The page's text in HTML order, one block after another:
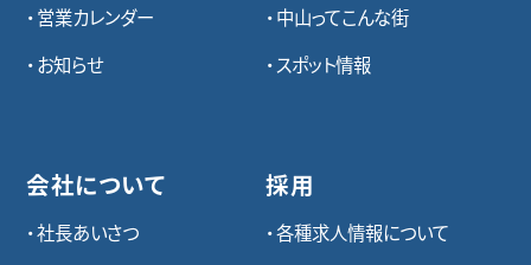
営業カレンダー
お知らせ
会社について
社長あいさつ
中山ってこんな街
スポット情報
採用
各種求⼈情報について